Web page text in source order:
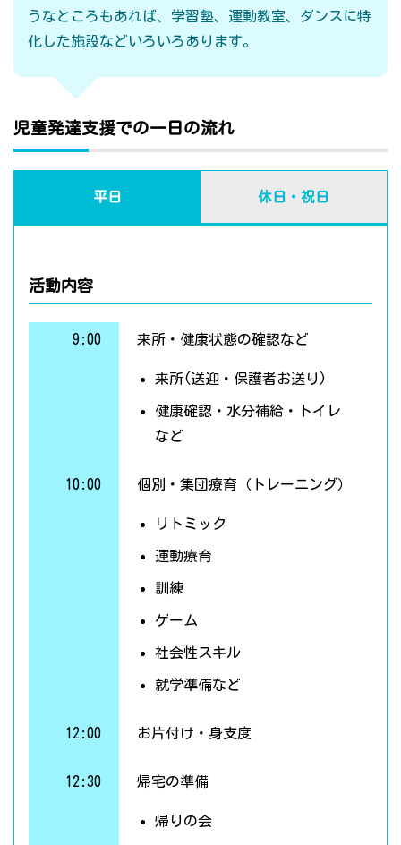
うなところもあれば、学習塾、運動教室、ダンスに特
化した施設などいろいろあります。
児童発達支援での一日の流れ
平日 休日・祝日
活動内容
9:00 来所・健康状態の確認など
来所(送迎・保護者お送り)
健康確認・水分補給・トイレ
など
10:00 個別・集団療育（トレーニング）
リトミック
運動療育
訓練
ゲーム
社会性スキル
就学準備など
12:00 お片付け・身支度
12:30 帰宅の準備
帰りの会